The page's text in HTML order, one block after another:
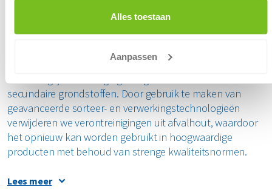
Alles toestaan
Aanpassen
maken innovatieve recyclingtechnieken het nu mogelijk
om houtafval om te zetten in nieuwe producten van hoge
kwaliteit, zoals MDF en spaanplaat.
secundaire grondstoffen. Door gebruik te maken van
geavanceerde sorteer- en verwerkingstechnologieën
verwijderen we verontreinigingen uit afvalhout, waardoor
het opnieuw kan worden gebruikt in hoogwaardige
producten met behoud van strenge kwaliteitsnormen.
Lees meer